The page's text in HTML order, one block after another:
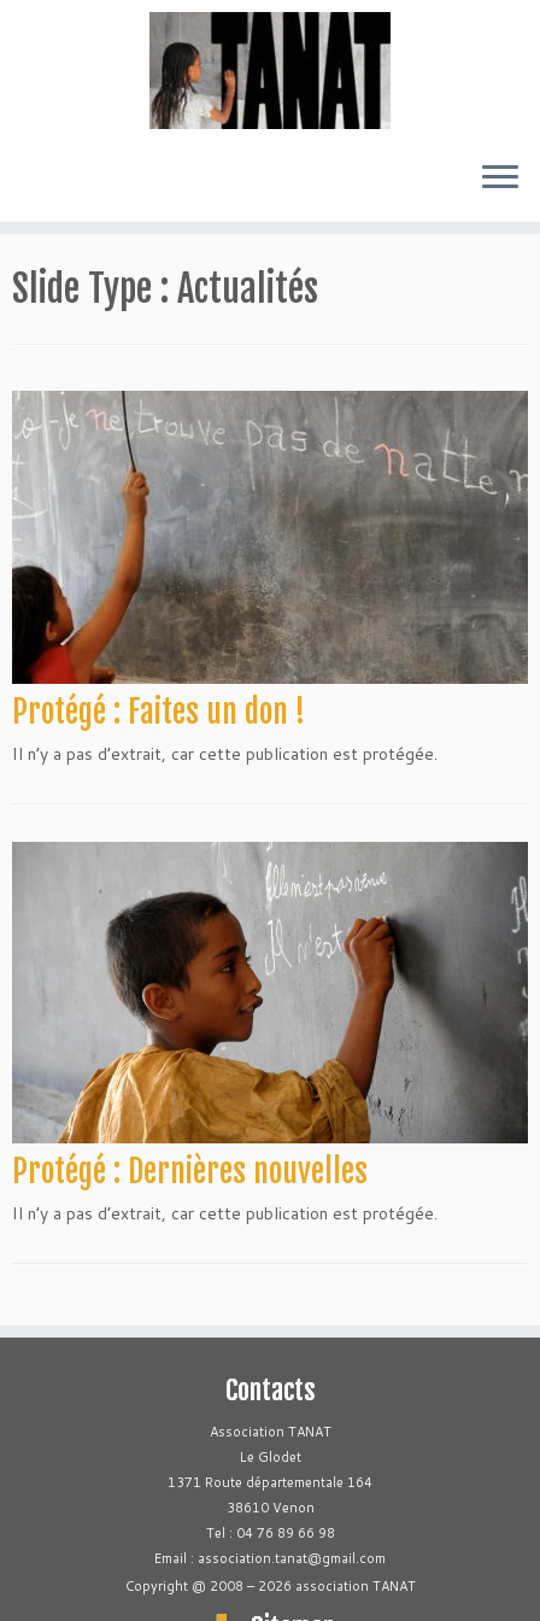
au
contenu
Slide Type : Actualités
Protégé : Faites un don !
Il n’y a pas d’extrait, car cette publication est protégée.
Protégé : Dernières nouvelles
Il n’y a pas d’extrait, car cette publication est protégée.
Contacts
Association TANAT
Le Glodet
1371 Route départementale 164
38610 Venon
Tel : 04 76 89 66 98
Email : association.tanat@gmail.com
Copyright @ 2008 – 2026 association TANAT